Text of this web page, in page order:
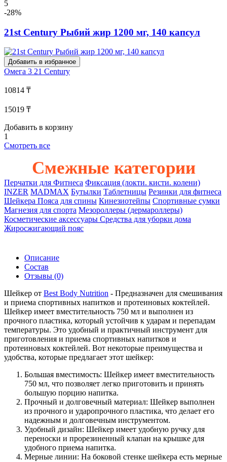
5
-28%
21st Century Рыбий жир 1200 мг, 140 капсул
Добавить в избранное
Омега 3 21 Century
10814 ₸
15019 ₸
Добавить в корзину
1
Смотреть все
Смежные категории
Перчатки для Фитнеса Фиксация (локти. кисти. колени)
INZER MADMAX Бутылки Таблетницы Резинки для фитнеса
Шейкера Пояса для спины Кинезиотейпы Спортивные сумки
Магнезия для спорта Мезороллеры (дермароллеры)
Косметические аксессуары Средства для уборки дома
Жиросжигающий пояс
Описание
Состав
Отзывы (0)
Шейкер от Best Body Nutrition - Предназначен для смешивания
и приема спортивных напитков и протеиновых коктейлей.
Шейкер имеет вместительность 750 мл и выполнен из
прочного пластика, который устойчив к ударам и перепадам
температуры. Это удобный и практичный инструмент для
приготовления и приема спортивных напитков и
протеиновых коктейлей. Вот некоторые преимущества и
удобства, которые предлагает этот шейкер:
Большая вместимость: Шейкер имеет вместительность
750 мл, что позволяет легко приготовить и принять
большую порцию напитка.
Прочный и долговечный материал: Шейкер выполнен
из прочного и ударопрочного пластика, что делает его
надежным и долговечным инструментом.
Удобный дизайн: Шейкер имеет удобную ручку для
переноски и прорезиненный клапан на крышке для
удобного приема напитка.
Мерные линии: На боковой стенке шейкера есть мерные